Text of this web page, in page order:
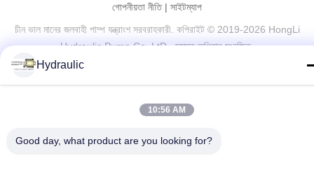
গোপনীয়তা নীতি| সাইটম্যাপ
চীন ভাল মানের জলবাহী পাম্প যন্ত্রাংশ সরবরাহকারী. কপিরাইট © 2019-2026 HongLi
Hydraulic Pump Co.,LtD . সমস্ত অধিকার সংরক্ষিত.
Hydraulic
10:56 AM
Good day, what product are you looking for?